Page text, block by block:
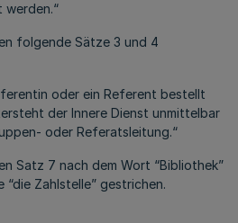
folgende Sätze 3 und 4
oder ein Referent bestellt
der Innere Dienst unmittelbar
oder Referatsleitung.“
Satz 7 nach dem Wort “Bibliothek”
“die Zahlstelle” gestrichen.